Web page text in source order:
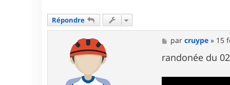
Répondre
M
e
s
s
parcruype » 15
randonée du